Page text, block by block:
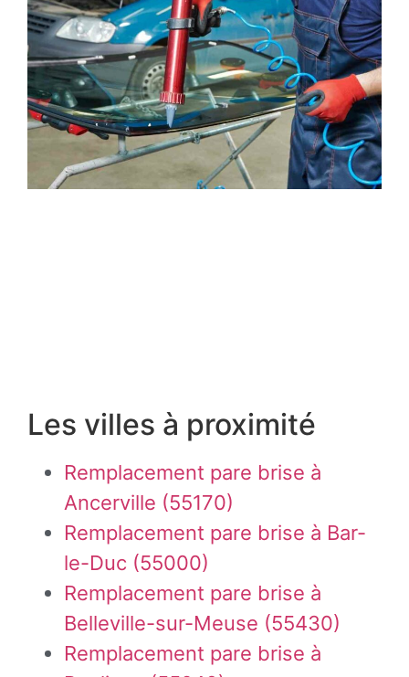
Les villes à proximité
Remplacement pare brise à
Ancerville (55170)
Remplacement pare brise à Bar-
le-Duc (55000)
Remplacement pare brise à
Belleville-sur-Meuse (55430)
Remplacement pare brise à